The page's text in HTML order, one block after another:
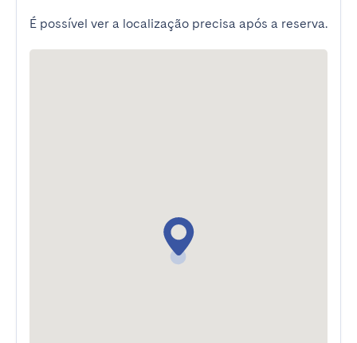
É possível ver a localização precisa após a reserva.